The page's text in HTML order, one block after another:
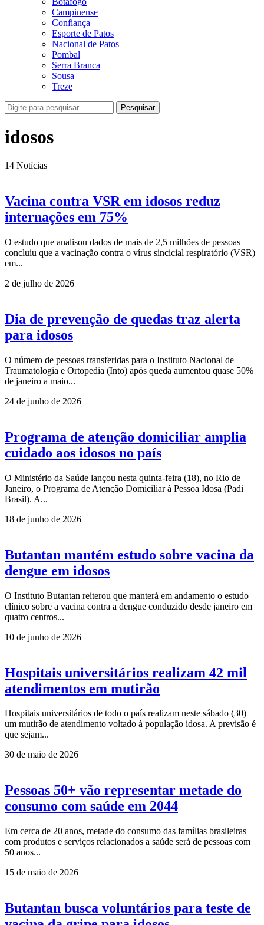
Campinense
Confiança
Esporte de Patos
Nacional de Patos
Pombal
Serra Branca
Sousa
Treze
Pesquisar
idosos
14 Notícias
Vacina contra VSR em idosos reduz
internações em 75%
O estudo que analisou dados de mais de 2,5 milhões de pessoas
concluiu que a vacinação contra o vírus sincicial respiratório (VSR)
em...
2 de julho de 2026
Dia de prevenção de quedas traz alerta
para idosos
O número de pessoas transferidas para o Instituto Nacional de
Traumatologia e Ortopedia (Into) após queda aumentou quase 50%
de janeiro a maio...
24 de junho de 2026
Programa de atenção domiciliar amplia
cuidado aos idosos no país
O Ministério da Saúde lançou nesta quinta-feira (18), no Rio de
Janeiro, o Programa de Atenção Domiciliar à Pessoa Idosa (Padi
Brasil). A...
18 de junho de 2026
Butantan mantém estudo sobre vacina da
dengue em idosos
O Instituto Butantan reiterou que manterá em andamento o estudo
clínico sobre a vacina contra a dengue conduzido desde janeiro em
quatro centros...
10 de junho de 2026
Hospitais universitários realizam 42 mil
atendimentos em mutirão
Hospitais universitários de todo o país realizam neste sábado (30)
um mutirão de atendimento voltado à população idosa. A previsão é
que sejam...
30 de maio de 2026
Pessoas 50+ vão representar metade do
consumo com saúde em 2044
Em cerca de 20 anos, metade do consumo das famílias brasileiras
com produtos e serviços relacionados a saúde será de pessoas com
50 anos...
15 de maio de 2026
Butantan busca voluntários para teste de